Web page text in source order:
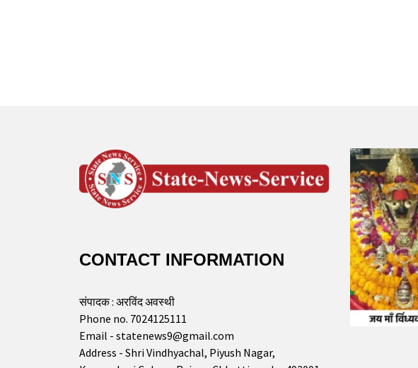
CONTACT INFORMATION
संपादक : अरविंद अवस्थी
Phone no. 7024125111
Email - statenews9@gmail.com
Address - Shri Vindhyachal, Piyush Nagar,